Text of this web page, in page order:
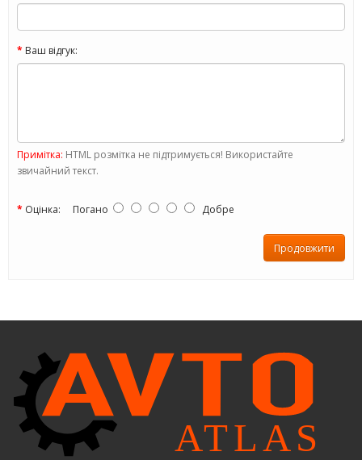
Ваш відгук:
Примітка: HTML розмітка не підтримується! Використайте
звичайний текст.
Оцінка: Погано Добре
Продовжити